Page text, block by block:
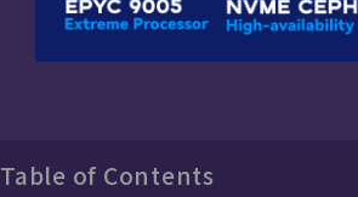
Table of Contents